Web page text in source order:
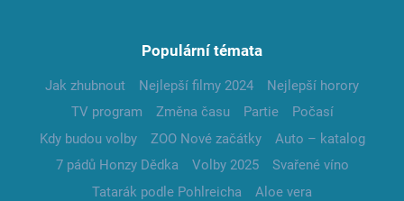
Populární témata
Jak zhubnout Nejlepší filmy 2024
Nejlepší horory
TV program
Změna času Partie
Počasí
Kdy budou volby
ZOO Nové začátky
Auto – katalog
7 pádů Honzy Dědka
Volby 2025
Svařené víno
Tatarák podle Pohlreicha
Aloe vera